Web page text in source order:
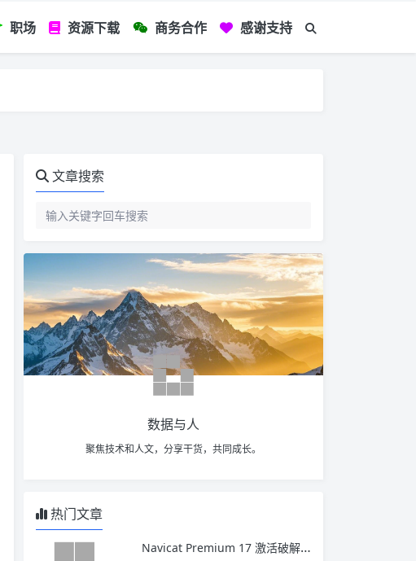
职场 资源下载 商务合作 感谢支持
文章搜索
数据与人
聚焦技术和人文，分享干货，共同成长。
热门文章
Navicat Premium 17 激活破解版下载及安装教程